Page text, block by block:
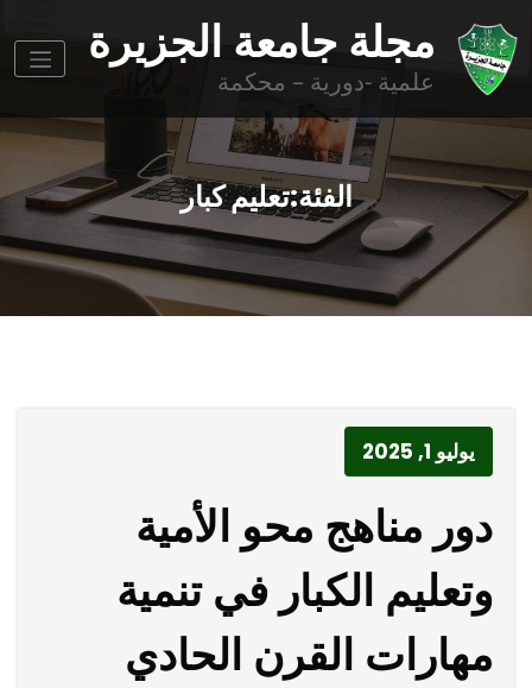
مجلة جامعة الجزيرة
علمية -دورية – محكمة
الفئة:تعليم كبار
يوليو 1, 2025
دور مناهج محو الأمية
وتعليم الكبار في تنمية
مهارات القرن الحادي